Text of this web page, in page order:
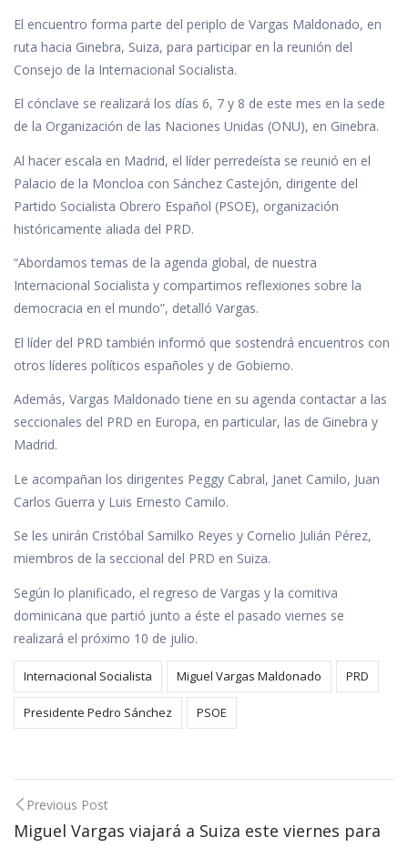
El encuentro forma parte del periplo de Vargas Maldonado, en
ruta hacia Ginebra, Suiza, para participar en la reunión del
Consejo de la Internacional Socialista.
El cónclave se realizará los días 6, 7 y 8 de este mes en la sede
de la Organización de las Naciones Unidas (ONU), en Ginebra.
Al hacer escala en Madrid, el líder perredeísta se reunió en el
Palacio de la Moncloa con Sánchez Castejón, dirigente del
Partido Socialista Obrero Español (PSOE), organización
históricamente aliada del PRD.
“Abordamos temas de la agenda global, de nuestra
Internacional Socialista y compartimos reflexiones sobre la
democracia en el mundo”, detalló Vargas.
El líder del PRD también informó que sostendrá encuentros con
otros líderes políticos españoles y de Gobierno.
Además, Vargas Maldonado tiene en su agenda contactar a las
seccionales del PRD en Europa, en particular, las de Ginebra y
Madrid.
Le acompañan los dirigentes Peggy Cabral, Janet Camilo, Juan
Carlos Guerra y Luis Ernesto Camilo.
Se les unirán Cristóbal Samilko Reyes y Cornelio Julián Pérez,
miembros de la seccional del PRD en Suiza.
Según lo planificado, el regreso de Vargas y la comitiva
dominicana que partió junto a éste el pasado viernes se
realizará el próximo 10 de julio.
Internacional Socialista Miguel Vargas Maldonado PRD
Presidente Pedro Sánchez PSOE
Post
navigation
Previous Post
Miguel Vargas viajará a Suiza este viernes para